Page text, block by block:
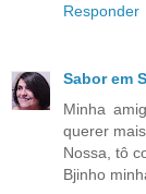
Responder
Sabor em
Minha
querer
Nossa, tô
Bjinho